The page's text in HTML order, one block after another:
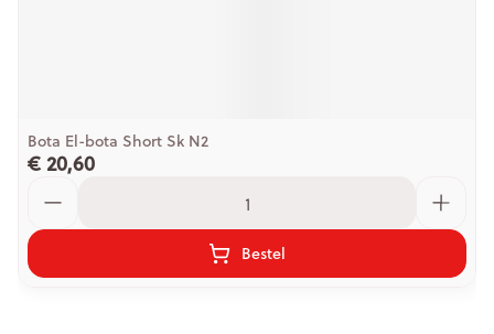
Bota El-bota Short Sk N2
€ 20,60
Bestel